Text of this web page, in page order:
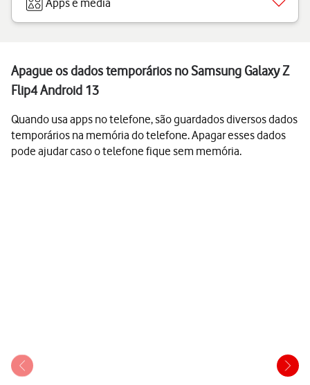
Apps e media
Apague os dados temporários no Samsung Galaxy Z
Flip4 Android 13
Quando usa apps no telefone, são guardados diversos dados
temporários na memória do telefone. Apagar esses dados
pode ajudar caso o telefone fique sem memória.